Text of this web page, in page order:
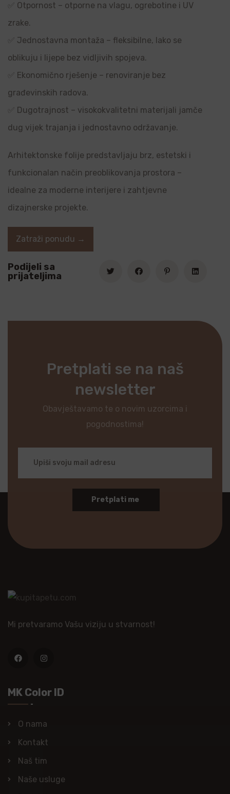
✅ Otpornost – otporne na vlagu, ogrebotine i UV
zrake.
✅ Jednostavna montaža – fleksibilne, lako se
oblikuju i lijepe bez vidljivih spojeva.
✅ Ekonomično rješenje – renoviranje bez
građevinskih radova.
✅ Dugotrajnost – visokokvalitetni materijali jamče
dug vijek trajanja i jednostavno održavanje.
Arhitektonske folije predstavljaju brz, estetski i
funkcionalan način preoblikovanja prostora –
idealne za moderne interijere i zahtjevne
dizajnerske projekte.
Podijeli sa
prijateljima
Zatraži ponudu →
Pretplati se na naš
newsletter
Obavještavamo te o novim uzorcima i
pogodnostima!
Pretplati me
Mi pretvaramo Vašu viziju u stvarnost!
MK Color ID
O nama
Kontakt
Naš tim
Naše usluge